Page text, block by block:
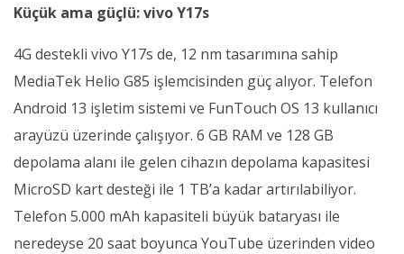
Küçük ama güçlü: vivo Y17s
4G destekli vivo Y17s de, 12 nm tasarımına sahip
MediaTek Helio G85 işlemcisinden güç alıyor. Telefon
Android 13 işletim sistemi ve FunTouch OS 13 kullanıcı
arayüzü üzerinde çalışıyor. 6 GB RAM ve 128 GB
depolama alanı ile gelen cihazın depolama kapasitesi
MicroSD kart desteği ile 1 TB’a kadar artırılabiliyor.
Telefon 5.000 mAh kapasiteli büyük bataryası ile
neredeyse 20 saat boyunca YouTube üzerinden video